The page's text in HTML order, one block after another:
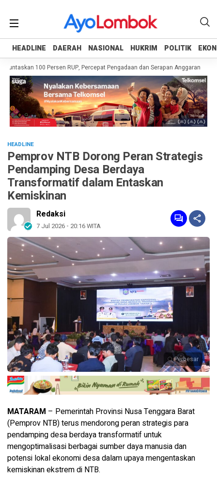
HEADLINE DAERAH NASIONAL HUKRIM POLITIK
HEADLINE DAERAH NASIONAL HUKRIM POLITIK
100 Persen RUP, Percepat Pengadaan dan Serapan Anggaran
HEADLINE
Pemprov NTB Dorong Peran Strategis
Pendamping Desa Berdaya
Transformatif dalam Entaskan
Kemiskinan
Redaksi
7 Jul 2026 - 20:16 WITA
Perbesar
MATARAM – Pemerintah Provinsi Nusa Tenggara Barat
(Pemprov NTB) terus mendorong peran strategis para
pendamping desa berdaya transformatif untuk
mengoptimalisasi berbagai sumber daya manusia dan
potensi lokal ekonomi desa dalam upaya mengentaskan
kemiskinan ekstrem di NTB.